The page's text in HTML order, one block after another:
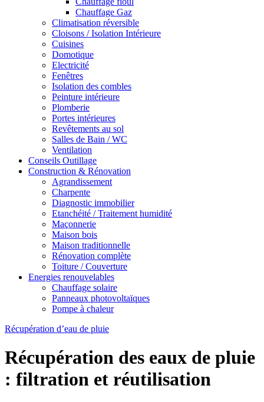
Chauffage Gaz
Climatisation réversible
Cloisons / Isolation Intérieure
Cuisines
Domotique
Electricité
Fenêtres
Isolation des combles
Peinture intérieure
Plomberie
Portes intérieures
Revêtements au sol
Salles de Bain / WC
Ventilation
Conseils Outillage
Construction & Rénovation
Agrandissement
Charpente
Diagnostic immobilier
Etanchéité / Traitement humidité
Maçonnerie
Maison bois
Maison traditionnelle
Rénovation complète
Toiture / Couverture
Energies renouvelables
Chauffage solaire
Panneaux photovoltaïques
Pompe à chaleur
Récupération d’eau de pluie
Récupération des eaux de pluie
: filtration et réutilisation